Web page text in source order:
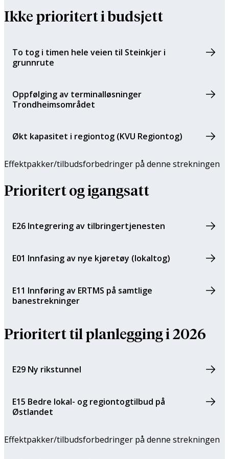
Ikke prioritert i budsjett
To tog i timen hele veien til Steinkjer i
grunnrute
Oppfølging av terminalløsninger
Trondheimsområdet
Økt kapasitet i regiontog (KVU Regiontog)
Effektpakker/tilbuds­forbedringer på denne strekningen
Prioritert og igangsatt
E26 Integrering av tilbringertjenesten
E01 Innfasing av nye kjøretøy (lokaltog)
E11 Innføring av ERTMS på samtlige
banestrekninger
Prioritert til planlegging i 2026
E29 Ny rikstunnel
E15 Bedre lokal- og regiontogtilbud på
Østlandet
Effektpakker/tilbuds­forbedringer på denne strekningen